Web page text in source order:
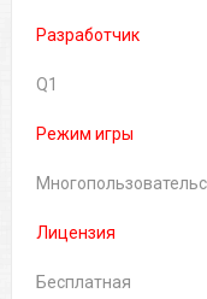
Разработчик
Q1
Режим игры
Лицензия
Бесплатная